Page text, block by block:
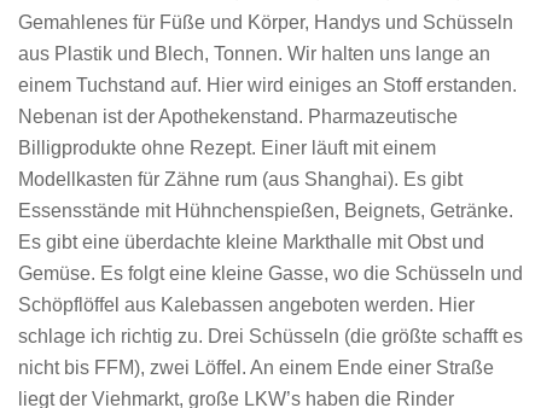
Gemahlenes für Füße und Körper, Handys und Schüsseln
aus Plastik und Blech, Tonnen. Wir halten uns lange an
einem Tuchstand auf. Hier wird einiges an Stoff erstanden.
Nebenan ist der Apothekenstand. Pharmazeutische
Billigprodukte ohne Rezept. Einer läuft mit einem
Modellkasten für Zähne rum (aus Shanghai). Es gibt
Essensstände mit Hühnchenspießen, Beignets, Getränke.
Es gibt eine überdachte kleine Markthalle mit Obst und
Gemüse. Es folgt eine kleine Gasse, wo die Schüsseln und
Schöpflöffel aus Kalebassen angeboten werden. Hier
schlage ich richtig zu. Drei Schüsseln (die größte schafft es
nicht bis FFM), zwei Löffel. An einem Ende einer Straße
liegt der Viehmarkt, große LKW’s haben die Rinder